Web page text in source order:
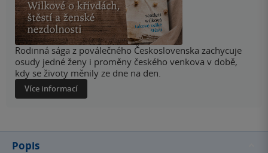
Rodinná sága z poválečného Československa zachycuje
osudy jedné ženy i proměny českého venkova v době,
kdy se životy měnily ze dne na den.
Více informací
Popis